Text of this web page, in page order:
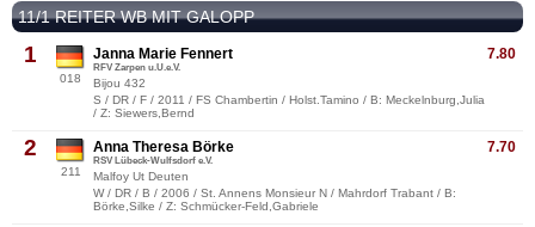
11/1 REITER WB MIT GALOPP
1
018
7.80
Janna Marie Fennert
RFV Zarpen u.U.e.V.
Bijou 432
S / DR / F / 2011 / FS Chambertin / Holst.Tamino / B: Meckelnburg,Julia
/ Z: Siewers,Bernd
2
211
7.70
Anna Theresa Börke
RSV Lübeck-Wulfsdorf e.V.
Malfoy Ut Deuten
W / DR / B / 2006 / St. Annens Monsieur N / Mahrdorf Trabant / B:
Börke,Silke / Z: Schmücker-Feld,Gabriele